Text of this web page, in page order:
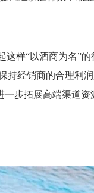
这样“以酒商为名”
持经销商的合理利
步拓展高端渠道资